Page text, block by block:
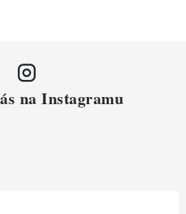
na Instagramu